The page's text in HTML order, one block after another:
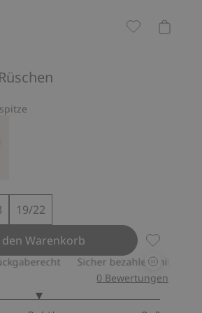
19/22
den Warenkorb
Socken
Sicher bezahlen mit PayPal &
0 Bewertungen